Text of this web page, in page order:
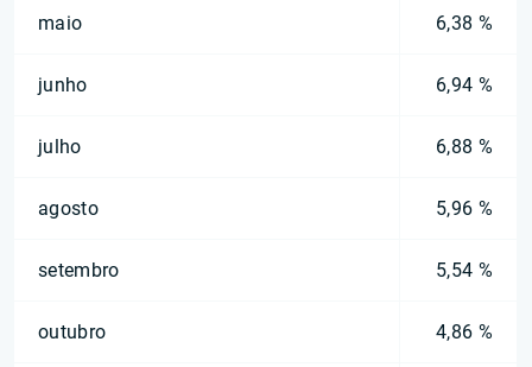
maio 6,38 %
junho 6,94 %
julho 6,88 %
agosto 5,96 %
setembro 5,54 %
outubro 4,86 %